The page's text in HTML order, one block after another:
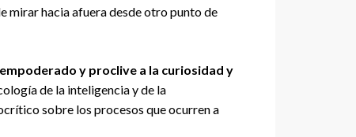
mirar hacia afuera desde otro punto de
y proclive a la curiosidad y
de la inteligencia y de la
sobre los procesos que ocurren a